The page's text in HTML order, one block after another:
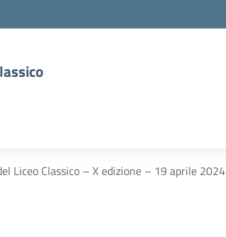
Liceo Classico – X edizione – 19 aprile 2024